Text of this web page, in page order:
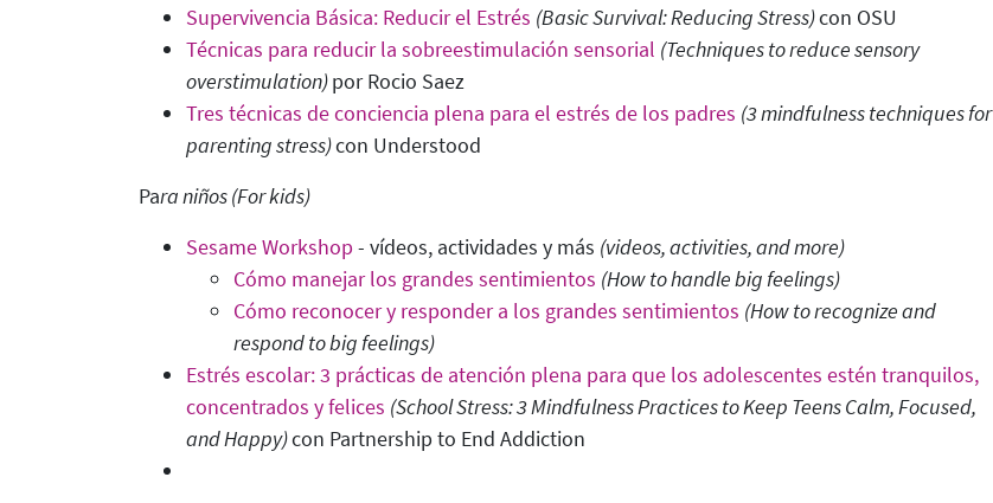
Supervivencia Básica: Reducir el Estrés (Basic Survival: Reducing Stress)con OSU
Técnicas para reducir la sobreestimulación sensorial (Techniques to reduce sensory
overstimulation)por Rocio Saez
Tres técnicas de conciencia plena para el estrés de los padres (3 mindfulness techniques for
parenting stress)con Understood
Para niños(For kids)
Sesame Workshop - vídeos, actividades y más (videos, activities, and more)
Cómo manejar los grandes sentimientos (How to handle big feelings)
Cómo reconocer y responder a los grandes sentimientos (How to recognize and
respond to big feelings)
Estrés escolar: 3 prácticas de atención plena para que los adolescentes estén tranquilos,
concentrados y felices (School Stress: 3 Mindfulness Practices to Keep Teens Calm, Focused,
and Happy)con Partnership to End Addiction